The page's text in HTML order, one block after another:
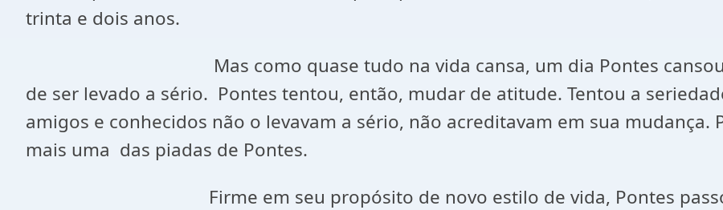
trinta e dois anos.
Mas como quase tudo na vida cansa, um dia Pontes cansou de
de ser levado a sério. Pontes tentou, então, mudar de atitude. Tentou a
amigos e conhecidos não o levavam a sério, não acreditavam em sua mudança.
mais uma das piadas de Pontes.
Firme em seu propósito de novo estilo de vida, Pontes passou a